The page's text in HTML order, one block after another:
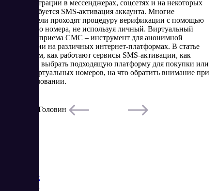
При регистрации в мессенджерах, соцсетях и на некоторых
сайтах требуется SMS-активация аккаунта. Многие
пользователи проходят процедуру верификации с помощью
временного номера, не используя личный. Виртуальный
номер для приема СМС – инструмент для анонимной
регистрации на различных интернет-платформах. В статье
рассмотрим, как работают сервисы SMS-активации, как
правильно выбрать подходящую платформу для покупки или
аренды виртуальных номеров, на что обратить внимание при
их использовании.
Артур Головин
Market
Реквизиты